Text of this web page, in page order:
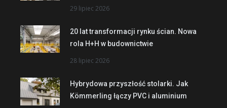
29 lipiec 2026
20 lat transformacji rynku ścian. Nowa
rola H+H w budownictwie
28 lipiec 2026
Hybrydowa przyszłość stolarki. Jak
Kömmerling łączy PVC i aluminium